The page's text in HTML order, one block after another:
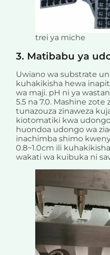
trei ya miche
3. Matibabu ya
Uwiano wa substrate
kuhakikisha hewa
wa maji. pH ni ya
5.5 na 7.0. Mashine zote
tunazouza zinaweza
kiotomatiki kwa
huondoa udongo wa
inachimba shimo
0.8~1.0cm ili
wakati wa kuibuka ni